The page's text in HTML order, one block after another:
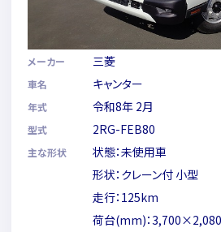
メーカー 三菱
車名 キャンター
年式 令和8年 2月
型式 2RG-FEB80
主な形状
状態：未使用車
形状：クレーン付 小型
走行：125km
荷台(mm)：